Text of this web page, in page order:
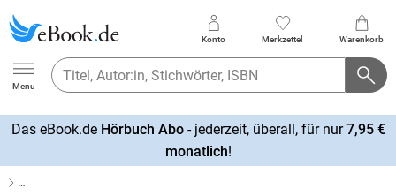
Ebook.de
Menu
Konto Merkzettel Warenkorb
Das eBook.de Hörbuch Abo- jederzeit, überall, für nur7,95 €
monatlich!
…